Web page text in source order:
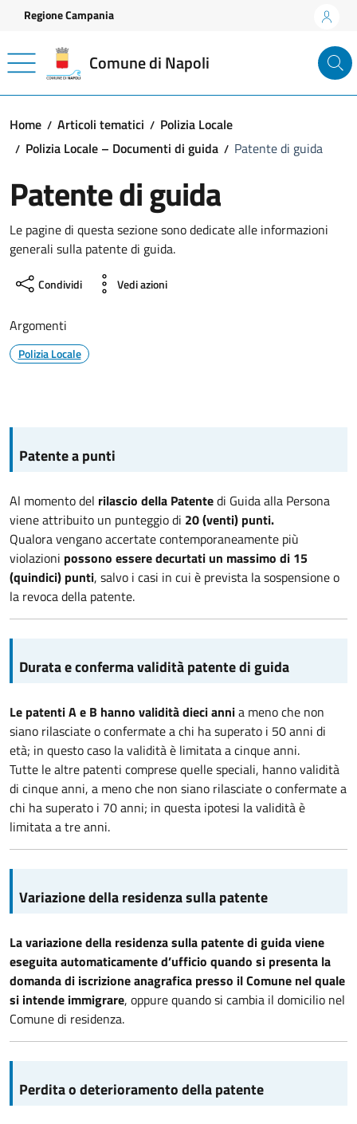
Vai ai contenuti
Vai al footer
Regione Campania
Comune di Napoli
Home Articoli tematici
Polizia Locale
Polizia Locale – Documenti di guida
Patente di guida
Patente di guida
Le pagine di questa sezione sono dedicate alle informazioni
generali sulla patente di guida.
Condividi Vedi azioni
Argomenti
Polizia Locale
Patente a punti
Al momento del rilascio della Patentedi Guida alla Persona
viene attribuito un punteggio di 20 (venti) punti.
Qualora vengano accertate contemporaneamente più
violazioni possono essere decurtati un massimo di 15
(quindici) punti, salvo i casi in cui è prevista la sospensione o
la revoca della patente.
Durata e conferma validità patente di guida
Le patenti A e B hanno validità dieci annia meno che non
siano rilasciate o confermate a chi ha superato i 50 anni di
età; in questo caso la validità è limitata a cinque anni.
Tutte le altre patenti comprese quelle speciali, hanno validità
di cinque anni, a meno che non siano rilasciate o confermate a
chi ha superato i 70 anni; in questa ipotesi la validità è
limitata a tre anni.
Variazione della residenza sulla patente
La variazione della residenza sulla patente di guida viene
eseguita automaticamente d’ufficio quando si presenta la
domanda di iscrizione anagrafica presso il Comune nel quale
si intende immigrare, oppure quando si cambia il domicilio nel
Comune di residenza.
Perdita o deterioramento della patente